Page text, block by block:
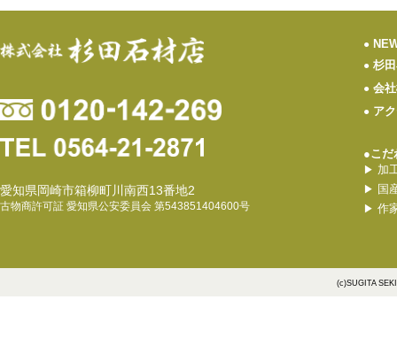
愛知県岡崎市箱柳町川南西13番地2
古物商許可証 愛知県公安委員会 第543851404600号
●
● 杉
● 会
● ア
●こだ
▶ 加
▶ 国
▶ 作
(c)SUGITA